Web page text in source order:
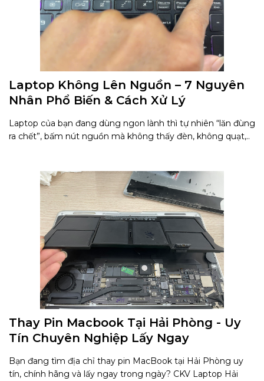
Laptop Không Lên Nguồn – 7 Nguyên
Nhân Phổ Biến & Cách Xử Lý
Laptop của bạn đang dùng ngon lành thì tự nhiên “lăn đùng
ra chết”, bấm nút nguồn mà không thấy đèn, không quạt,..
Thay Pin Macbook Tại Hải Phòng - Uy
Tín Chuyên Nghiệp Lấy Ngay
Bạn đang tìm địa chỉ thay pin MacBook tại Hải Phòng uy
tín, chính hãng và lấy ngay trong ngày? CKV Laptop Hải